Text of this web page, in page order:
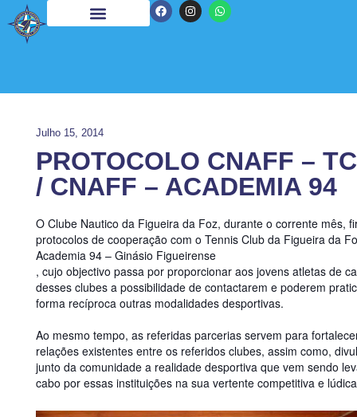
Julho 15, 2014
PROTOCOLO CNAFF –
/ CNAFF – ACADEMIA 94
O Clube Nautico da Figueira da Foz, durante o corrente mês,
protocolos de cooperação com o Tennis Club da Figueira da
Academia 94 – Ginásio Figueirense
, cujo objectivo passa por proporcionar aos jovens atletas de
desses clubes a possibilidade de contactarem e poderem
forma recíproca outras modalidades desportivas.
Ao mesmo tempo, as referidas parcerias servem para
relações existentes entre os referidos clubes, assim como,
junto da comunidade a realidade desportiva que vem sendo
cabo por essas instituições na sua vertente competitiva e